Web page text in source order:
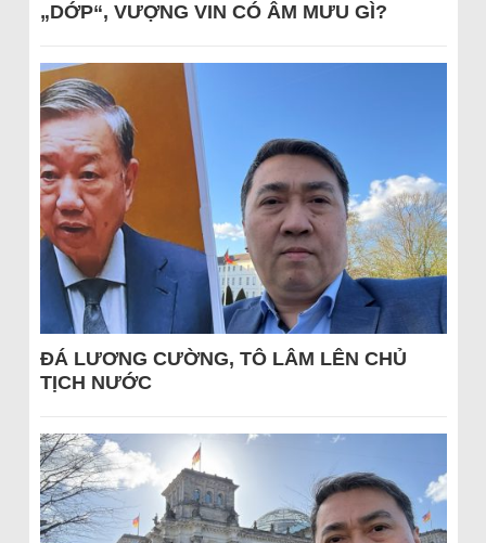
„DỚP“, VƯỢNG VIN CÓ ÂM MƯU GÌ?
ĐÁ LƯƠNG CƯỜNG, TÔ LÂM LÊN CHỦ
TỊCH NƯỚC